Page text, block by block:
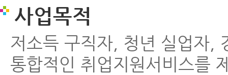
사업목적
저소득 구직자, 청년 실업자,
통합적인 취업지원서비스를